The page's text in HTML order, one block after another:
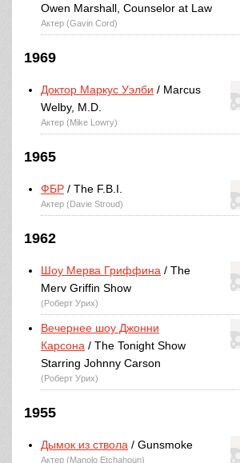
Owen Marshall, Counselor at Law
Актер (Gavin Cord)
1969
Доктор Маркус Уэлби / Marcus
Welby, M.D.
Актер (Mike Lowry)
1965
ФБР / The F.B.I.
Актер (Davie Stroud)
1962
Шоу Мерва Гриффина / The
Merv Griffin Show
(Роберт Урих)
Вечернее шоу Джонни
Карсона / The Tonight Show
Starring Johnny Carson
(Роберт Урих)
1955
Дымок из ствола / Gunsmoke
Актер (Manolo Etchahoun)